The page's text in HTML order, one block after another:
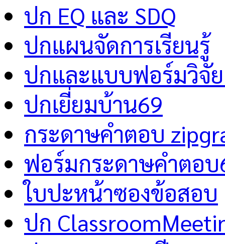
ปก EQ และ SDQ
ปกแผนจัดการเรียนรู้
ปกและแบบฟอร์มวิจั
ปกเยี่ยมบ้าน69
กระดาษคำตอบ
ฟอร์มกระดาษคำตอบ
ใบปะหน้าซองข้อสอบ
ปก